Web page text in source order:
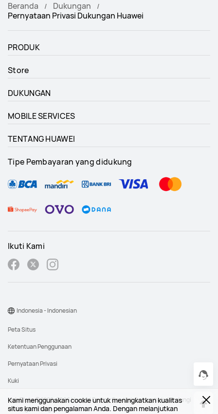
Kami menggunakan cookie untuk meningkatkan kualitas
situs kami dan pengalaman Anda. Dengan melanjutkan
Beranda
Dukungan
Pernyataan Privasi Dukungan Huawei
PRODUK
Store
DUKUNGAN
MOBILE SERVICES
TENTANG HUAWEI
Tipe Pembayaran yang didukung
Ikuti Kami
Hak Cipta © 1998-2026 Huawei Device Co., Ltd. Semua hak dilindungi
undang-undang.
Peta Situs
Ketentuan Penggunaan
Pernyataan Privasi
Kuki
Indonesia - Indonesian